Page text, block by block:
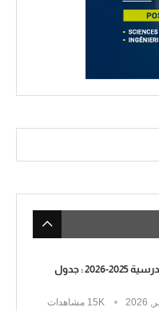
لائحة العطل المدرسية 2025-2026 : جدول
15K مشاهدات